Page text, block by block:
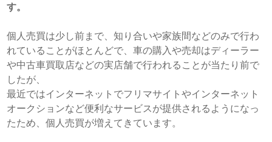
す。
個人売買は少し前まで、知り合いや家族間などのみで行わ
れていることがほとんどで、車の購入や売却はディーラー
や中古車買取店などの実店舗で行われることが当たり前で
したが、
最近ではインターネットでフリマサイトやインターネット
オークションなど便利なサービスが提供されるようになっ
たため、個人売買が増えてきています。